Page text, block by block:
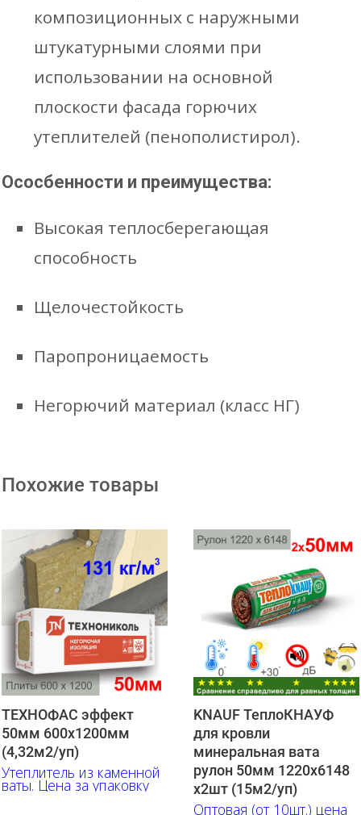
композиционных с наружными
штукатурными слоями при
использовании на основной
плоскости фасада горючих
утеплителей (пенополистирол).
Ососбенности и преимущества:
Высокая теплосберегающая
способность
Щелочестойкость
Паропроницаемость
Негорючий материал (класс НГ)
Похожие товары
ТЕХНОФАС эффект
50мм 600х1200мм
(4,32м2/уп)
Утеплитель из каменной
ваты. Цена за упаковку
KNAUF ТеплоКНАУФ
для кровли
минеральная вата
рулон 50мм 1220х6148
х2шт (15м2/уп)
Оптовая (от 10шт.) цена